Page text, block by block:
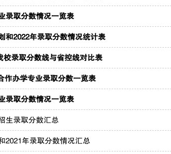
录取分数情况一览表
和2022年录取分数情况统计表
录取分数线与省控线对比表
作办学专业录取分数一览表
录取分数情况一览表
生录取分数汇总
2021年录取分数情况汇总